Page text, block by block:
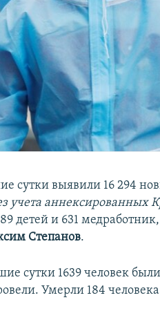
сутки выявили 16 294
учета аннексированных
детей и 631
Степанов.
сутки 1639 человек
Умерли 184